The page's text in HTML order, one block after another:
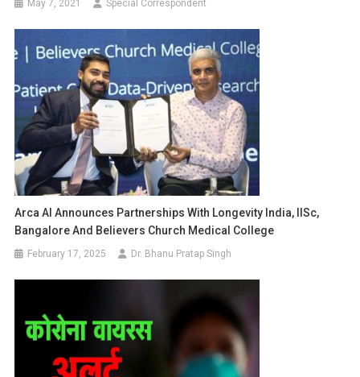
May 7, 2021 Special Correspondent
Arca AI Announces Partnerships With Longevity India, IISc,
Bangalore And Believers Church Medical College
February 17, 2025 Dr. Bhanu Pratap Singh